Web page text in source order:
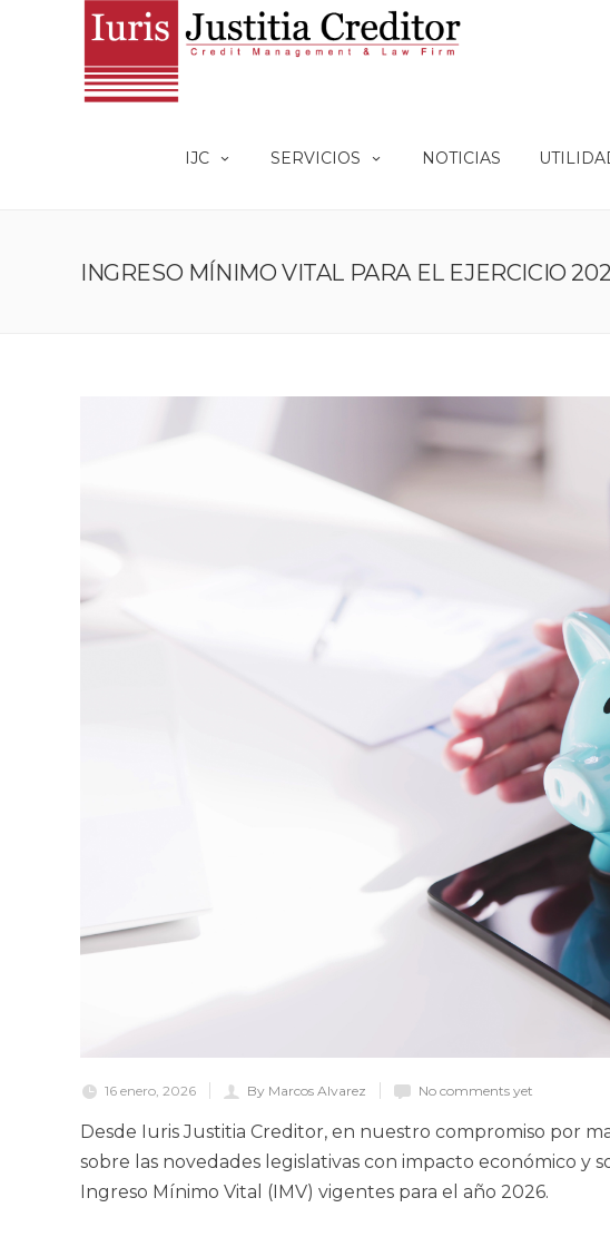
IJC SERVICIOS NOTICIAS
INGRESO MÍNIMO VITAL PARA EL EJERCICIO
16 enero, 2026 By Marcos Alvarez No comments yet
Desde Iuris Justitia Creditor, en nuestro compromiso por
sobre las novedades legislativas con impacto económico y
Ingreso Mínimo Vital (IMV) vigentes para el año 2026.